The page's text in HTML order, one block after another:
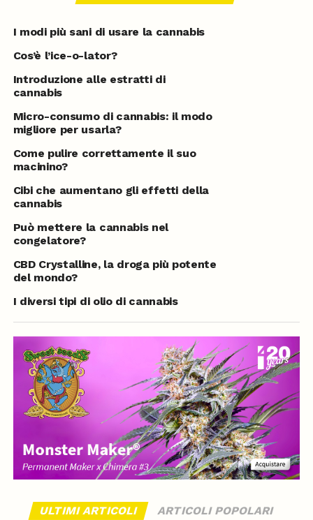
I modi più sani di usare la cannabis
Cos’è l’ice-o-lator?
Introduzione alle estratti di
cannabis
Micro-consumo di cannabis: il modo
migliore per usarla?
Come pulire correttamente il suo
macinino?
Cibi che aumentano gli effetti della
cannabis
Può mettere la cannabis nel
congelatore?
CBD Crystalline, la droga più potente
del mondo?
I diversi tipi di olio di cannabis
ULTIMI ARTICOLI ARTICOLI POPOLARI